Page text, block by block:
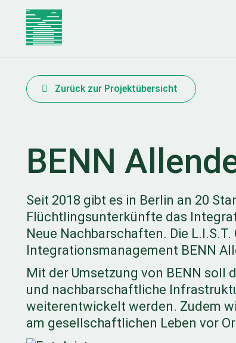
Zurück zur Projektübersicht
BENN
Seit 2018 gibt es in Berlin an 20
Flüchtlingsunterkünfte das
Neue Nachbarschaften. Die
Integrationsmanagement BENN
Mit der Umsetzung von BENN soll
und nachbarschaftliche
weiterentwickelt werden. Zudem
am gesellschaftlichen Leben vor